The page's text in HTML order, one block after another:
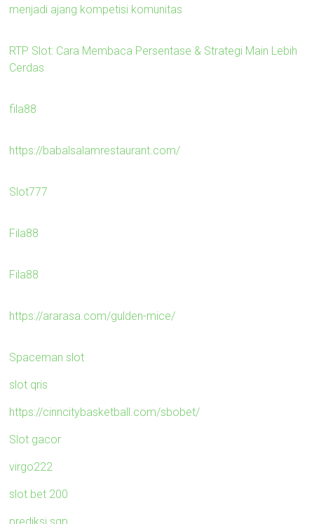
menjadi ajang kompetisi komunitas
RTP Slot: Cara Membaca Persentase & Strategi Main Lebih
Cerdas
fila88
https://babalsalamrestaurant.com/
Slot777
Fila88
Fila88
https://ararasa.com/gulden-mice/
Spaceman slot
slot qris
https://cinncitybasketball.com/sbobet/
Slot gacor
virgo222
slot bet 200
prediksi sgp